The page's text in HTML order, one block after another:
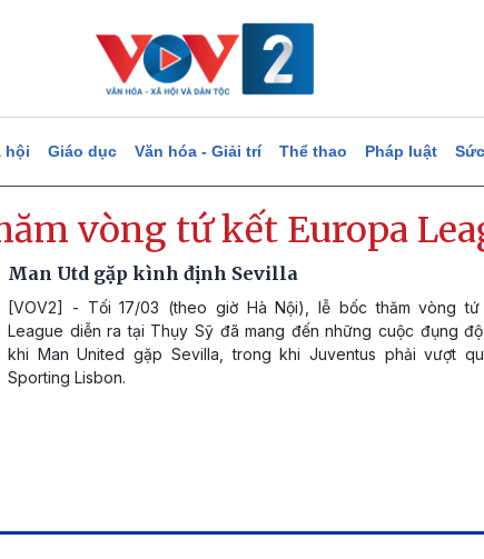
hội Giáo dục Văn hóa - Giải trí Thể thao Pháp luật
vòng tứ kết Europa
Man Utd gặp kình định Sevilla
[VOV2] - Tối 17/03 (theo giờ Hà Nội), lễ bốc thăm vòng tứ
League diễn ra tại Thụy Sỹ đã mang đến những cuộc đụng
khi Man United gặp Sevilla, trong khi Juventus phải vượt
Sporting Lisbon.